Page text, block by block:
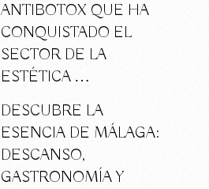
ANTIBOTOX QUE HA
CONQUISTADO EL
SECTOR DE LA
ESTÉTICA …
DESCUBRE LA
ESENCIA DE MÁLAGA:
DESCANSO,
GASTRONOMÍA Y